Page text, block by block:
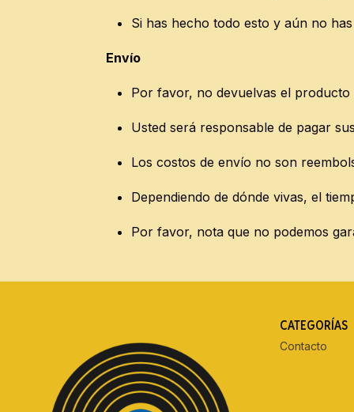
Si has hecho todo esto y aún no
Envío
Por favor, no devuelvas el producto
Usted será responsable de pagar
Los costos de envío no son
Dependiendo de dónde vivas, el
Por favor, nota que no podemos
CATEGORÍAS
Contacto